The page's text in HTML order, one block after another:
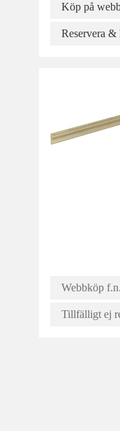
Köp på
Reservera &
Webbköp
Tillfälligt ej